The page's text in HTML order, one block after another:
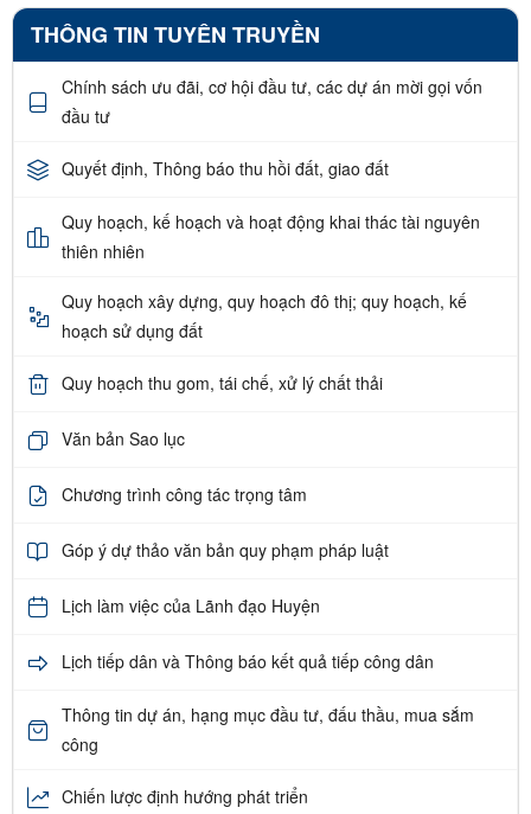
THÔNG TIN TUYÊN TRUYỀN
Chính sách ưu đãi, cơ hội đầu tư, các dự án mời gọi vốn
đầu tư
Quyết định, Thông báo thu hồi đất, giao đất
Quy hoạch, kế hoạch và hoạt động khai thác tài nguyên
thiên nhiên
Quy hoạch xây dựng, quy hoạch đô thị; quy hoạch, kế
hoạch sử dụng đất
Quy hoạch thu gom, tái chế, xử lý chất thải
Văn bản Sao lục
Chương trình công tác trọng tâm
Góp ý dự thảo văn bản quy phạm pháp luật
Lịch làm việc của Lãnh đạo Huyện
Lịch tiếp dân và Thông báo kết quả tiếp công dân
Thông tin dự án, hạng mục đầu tư, đấu thầu, mua sắm
công
Chiến lược định hướng phát triển